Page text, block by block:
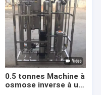
0.5 tonnes Machine à
osmose inverse à un